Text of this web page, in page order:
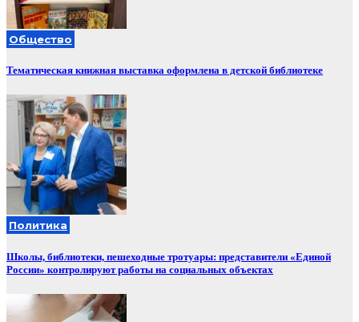
Общество
Тематическая книжная выставка оформлена в детской библиотеке
Политика
Школы, библиотеки, пешеходные тротуары: представители «Единой
России» контролируют работы на социальных объектах